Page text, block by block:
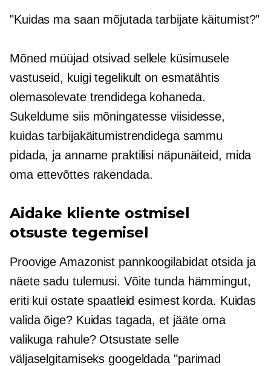
"Kuidas ma saan mõjutada tarbijate käitumist?"
Mõned müüjad otsivad sellele küsimusele
vastuseid, kuigi tegelikult on esmatähtis
olemasolevate trendidega kohaneda.
Sukeldume siis mõningatesse viisidesse,
kuidas tarbijakäitumistrendidega sammu
pidada, ja anname praktilisi näpunäiteid, mida
oma ettevõttes rakendada.
Aidake kliente ostmisel
otsuste tegemisel
Proovige Amazonist pannkoogilabidat otsida ja
näete sadu tulemusi. Võite tunda hämmingut,
eriti kui ostate spaatleid esimest korda. Kuidas
valida õige? Kuidas tagada, et jääte oma
valikuga rahule? Otsustate selle
väljaselgitamiseks googeldada "parimad